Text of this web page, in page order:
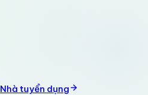
Nhà tuyển dụng